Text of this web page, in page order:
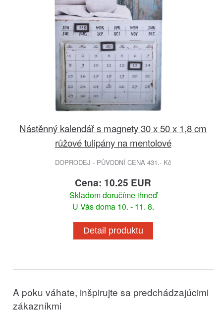
Nástěnný kalendář s magnety 30 x 50 x 1,8 cm
růžové tulipány na mentolové
DOPRODEJ - PŮVODNÍ CENA 431.- Kč
Cena: 10.25 EUR
Skladom doručíme ihneď
U Vás doma 10. - 11. 8.
Detail produktu
A poku váhate, inšpirujte sa predchádzajúcimi
zákazníkmi